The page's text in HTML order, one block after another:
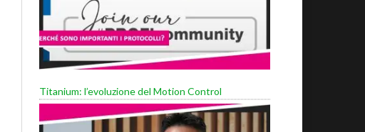
Titanium: l’evoluzione del Motion Control